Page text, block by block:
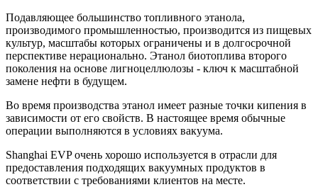
Подавляющее большинство топливного этанола,
производимого промышленностью, производится из пищевых
культур, масштабы которых ограничены и в долгосрочной
перспективе нерационально. Этанол биотоплива второго
поколения на основе лигноцеллюлозы - ключ к масштабной
замене нефти в будущем.
Во время производства этанол имеет разные точки кипения в
зависимости от его свойств. В настоящее время обычные
операции выполняются в условиях вакуума.
Shanghai EVP очень хорошо используется в отрасли для
предоставления подходящих вакуумных продуктов в
соответствии с требованиями клиентов на месте.